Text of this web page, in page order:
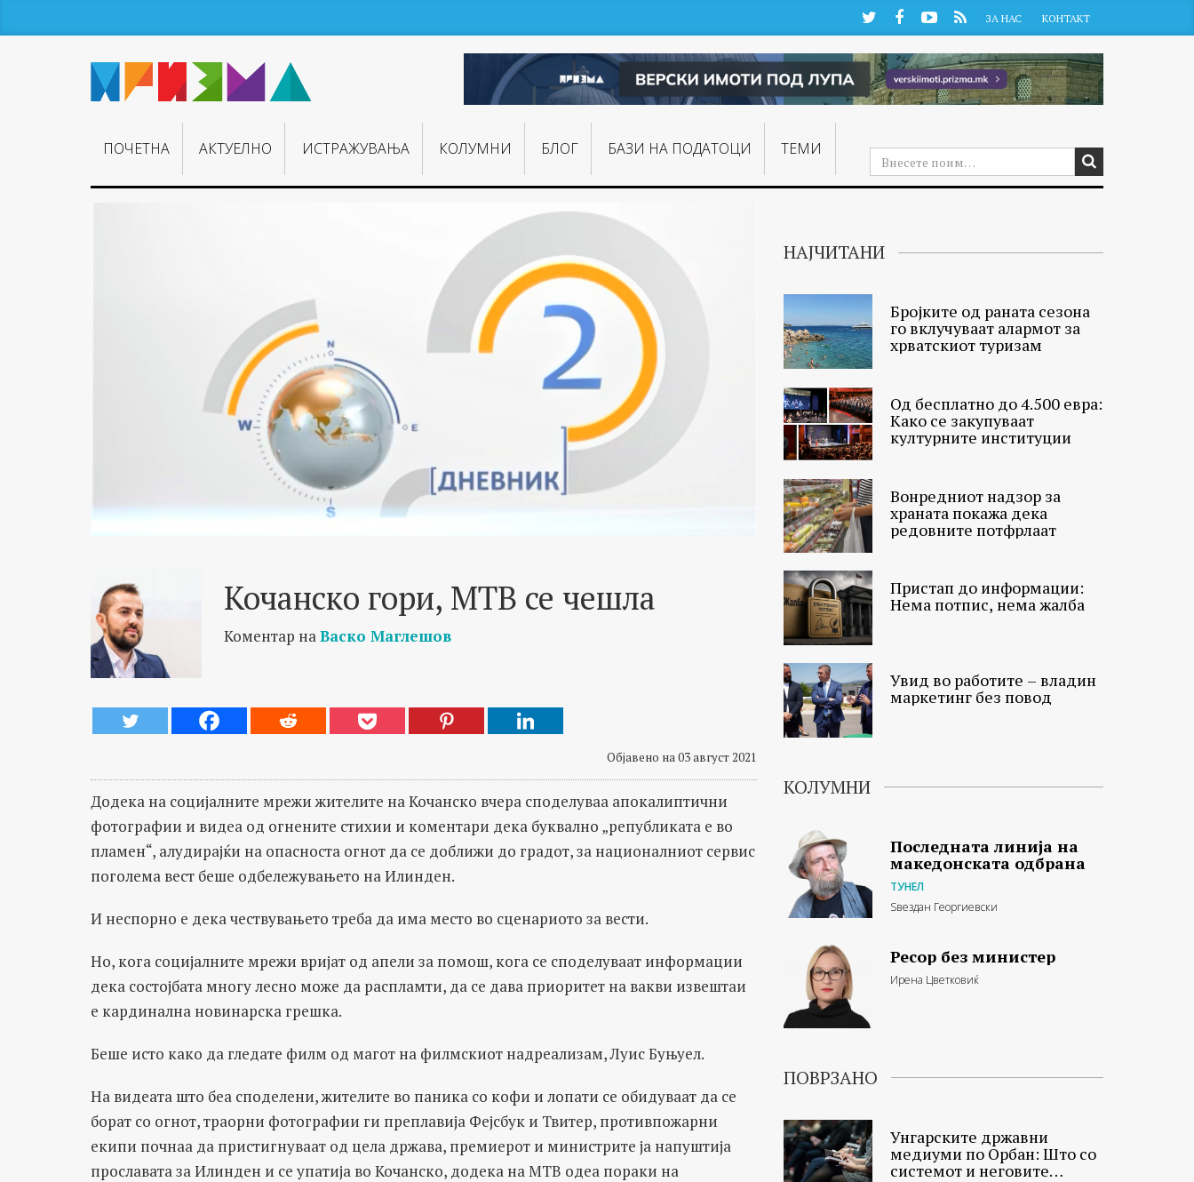
TwitterFacebookYouTube
RSS ЗА НАС КОНТАКТ
ПОЧЕТНА АКТУЕЛНО ИСТРАЖУВАЊA КОЛУМНИ БЛОГ БАЗИ НА ПОДАТОЦИ ТЕМИ
Кочанско гори, МТВ се чешла
Коментар наВаско Маглешов
Објавено на 03 август 2021
Додека на социјалните мрежи жителите на Кочанско вчера споделуваа апокалиптични
фотографии и видеа од огнените стихии и коментари дека буквално „републиката е во
пламен“, алудирајќи на опасноста огнот да се доближи до градот, за националниот сервис
поголема вест беше одбележувањето на Илинден.
И неспорно е дека чествувањето треба да има место во сценариото за вести.
Но, кога социјалните мрежи вријат од апели за помош, кога се споделуваат информации
дека состојбата многу лесно може да распламти, да се дава приоритет на вакви извештаи
е кардинална новинарска грешка.
Беше исто како да гледате филм од магот на филмскиот надреализам, Луис Буњуел.
На видеата што беа споделени, жителите во паника со кофи и лопати се обидуваат да се
борат со огнот, траорни фотографии ги преплавија Фејсбук и Твитер, противпожарни
екипи почнаа да пристигнуваат од цела држава, премиерот и министрите ја напуштија
прославата за Илинден и се упатија во Кочанско, додека на МТВ одea пораки на
НАЈЧИТАНИ
Бројките од раната сезона
го вклучуваат алармот за
хрватскиот туризам
Од бесплатно до 4.500 евра:
Како се закупуваат
културните институции
Вонредниот надзор за
храната покажа дека
редовните потфрлаат
Пристап до информации:
Нема потпис, нема жалба
Увид во работите – владин
маркетинг без повод
КОЛУМНИ
Последната линија на
македонската одбрана
ТУНЕЛ
Ѕвездан Георгиевски
Ресор без министер
Ирена Цветковиќ
ПОВРЗАНО
Унгарските државни
медиуми по Орбан: Што со
системот и неговите